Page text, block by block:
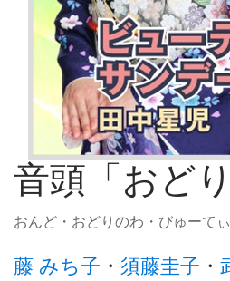
音頭「おど
おんど・おどりのわ・びゅーて
藤 みち子 ・ 須藤圭子 ・